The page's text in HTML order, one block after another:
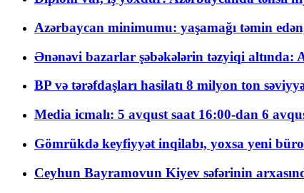
Azərbaycan minimumu: yaşamağı təmin
Ənənəvi bazarlar şəbəkələrin təzyiqi altında:
BP və tərəfdaşları hasilatı 8 milyon ton
Media icmalı: 5 avqust saat 16:00-dan 6
Gömrükdə keyfiyyət inqilabı, yoxsa yeni
Ceyhun Bayramovun Kiyev səfərinin